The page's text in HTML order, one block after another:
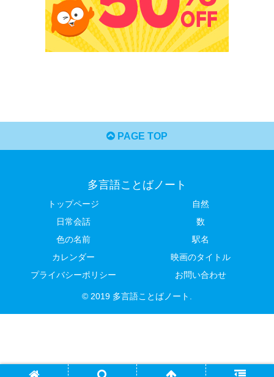
PAGE TOP
多言語ことばノート
トップページ
自然
日常会話
数
色の名前
駅名
カレンダー
映画のタイトル
プライバシーポリシー
お問い合わせ
© 2019 多言語ことばノート.